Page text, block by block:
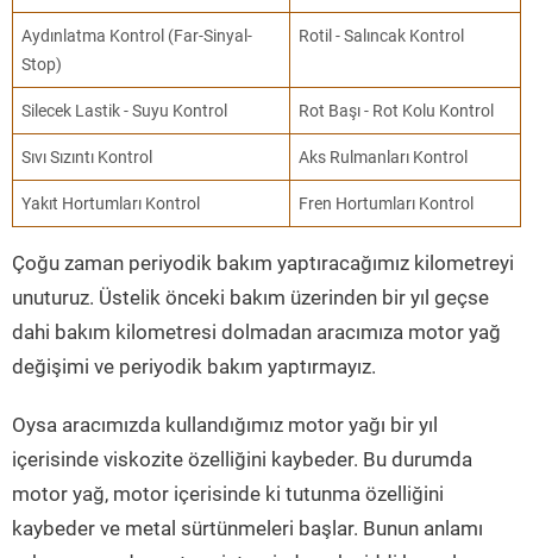
Aydınlatma Kontrol (Far-Sinyal-
Stop)
Rotil - Salıncak Kontrol
Silecek Lastik - Suyu Kontrol Rot Başı - Rot Kolu Kontrol
Sıvı Sızıntı Kontrol Aks Rulmanları Kontrol
Yakıt Hortumları Kontrol Fren Hortumları Kontrol
Çoğu zaman periyodik bakım yaptıracağımız kilometreyi
unuturuz. Üstelik önceki bakım üzerinden bir yıl geçse
dahi bakım kilometresi dolmadan aracımıza motor yağ
değişimi ve periyodik bakım yaptırmayız.
Oysa aracımızda kullandığımız motor yağı bir yıl
içerisinde viskozite özelliğini kaybeder. Bu durumda
motor yağ, motor içerisinde ki tutunma özelliğini
kaybeder ve metal sürtünmeleri başlar. Bunun anlamı